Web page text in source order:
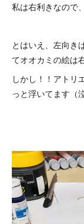
私は右利きなので
とはいえ、左向き
てオオカミの絵は
しかし！！アトリ
っと浮いてます（泣